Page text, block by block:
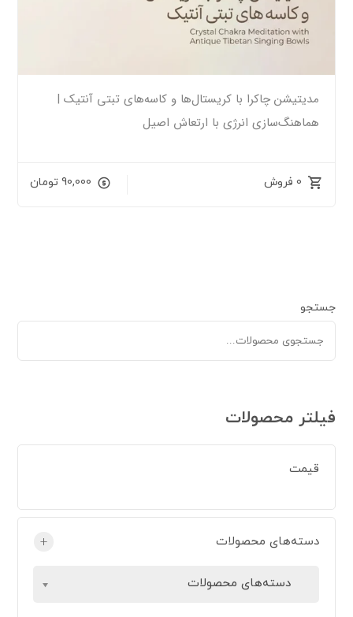
مدیتیشن چاکرا با کریستال‌ها و کاسه‌های تبتی آنتیک |
هماهنگ‌سازی انرژی با ارتعاش اصیل
0 فروش 90,000 تومان
جستجو
فیلتر محصولات
قیمت
دسته‌های محصولات +
دسته‌های محصولات